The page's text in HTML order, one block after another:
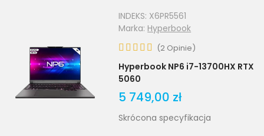
INDEKS: X6PR5561
Marka: Hyperbook
(2 Opinie)
Hyperbook NP6 i7-13700HX RTX
5060
5 749,00 zł
Skrócona specyfikacja